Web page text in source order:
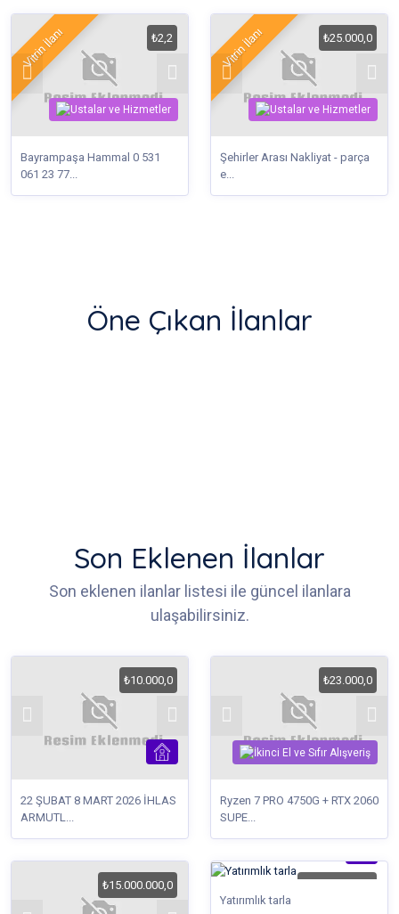
Vitrin İlanı ₺2,2
Bayrampaşa Hammal 0 531
061 23 77...
Vitrin İlanı ₺25.000,0
Şehirler Arası Nakliyat - parça
e...
Öne Çıkan İlanlar
Son Eklenen İlanlar
Son eklenen ilanlar listesi ile güncel ilanlara
ulaşabilirsiniz.
₺10.000,0
22 ŞUBAT 8 MART 2026 İHLAS
ARMUTL...
₺23.000,0
Ryzen 7 PRO 4750G + RTX 2060
SUPE...
₺15.000.000,0
Yatırımlık tarla